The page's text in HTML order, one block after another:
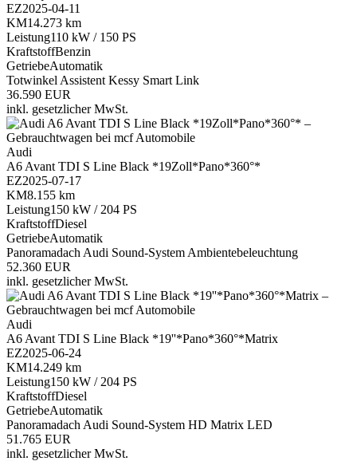
EZ2025-04-11
KM14.273 km
Leistung110 kW / 150 PS
KraftstoffBenzin
GetriebeAutomatik
Totwinkel Assistent Kessy Smart Link
36.590 EUR
inkl. gesetzlicher MwSt.
Audi
A6 Avant TDI S Line Black *19Zoll*Pano*360°*
EZ2025-07-17
KM8.155 km
Leistung150 kW / 204 PS
KraftstoffDiesel
GetriebeAutomatik
Panoramadach Audi Sound-System Ambientebeleuchtung
52.360 EUR
inkl. gesetzlicher MwSt.
Audi
A6 Avant TDI S Line Black *19''*Pano*360°*Matrix
EZ2025-06-24
KM14.249 km
Leistung150 kW / 204 PS
KraftstoffDiesel
GetriebeAutomatik
Panoramadach Audi Sound-System HD Matrix LED
51.765 EUR
inkl. gesetzlicher MwSt.